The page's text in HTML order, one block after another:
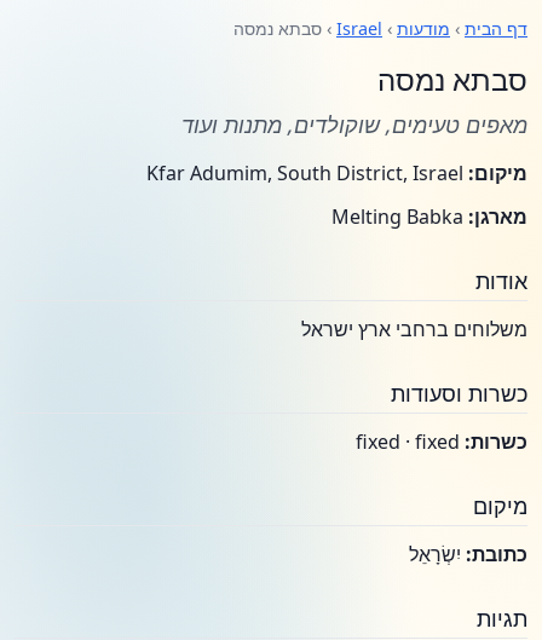
דף הבית › מודעות ›
Israel › סבתא נמסה
סבתא נמסה
מאפים טעימים, שוקולדים, מתנות ועוד
מיקום:
מארגן:
אודות
משלוחים ברחבי ארץ ישראל
כשרות וסעודות
כשרות:
מיקום
כתובת: יִשְׂרָאֵל
תגיות